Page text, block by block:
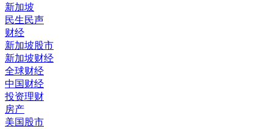
新加坡
民生民声
财经
新加坡股市
新加坡财经
全球财经
中国财经
投资理财
房产
美国股市